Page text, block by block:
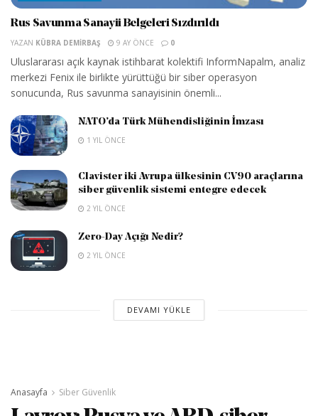
Rus Savunma Sanayii Belgeleri Sızdırıldı
YAZAN KÜBRA DEMIRBAŞ 9 AY ÖNCE 0
Uluslararası açık kaynak istihbarat kolektifi InformNapalm, analiz
merkezi Fenix ile birlikte yürüttüğü bir siber operasyon
sonucunda, Rus savunma sanayisinin önemli...
NATO’da Türk Mühendisliğinin İmzası
1 YIL ÖNCE
Clavister iki Avrupa ülkesinin CV90 araçlarına
siber güvenlik sistemi entegre edecek
2 YIL ÖNCE
Zero-Day Açığı Nedir?
2 YIL ÖNCE
DEVAMI YÜKLE
Anasayfa Siber Güvenlik